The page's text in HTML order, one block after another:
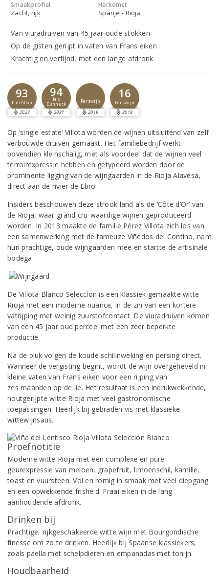
Smaakprofiel
Zacht, rijk
Herkomst
Spanje - Rioja
Van viuradruiven van 45 jaar oude stokken
Op de gisten gerijpt in vaten van Frans eiken
Krachtig en verfijnd, met een lange afdronk
93
Tim Atkin
2023
94
Jeb
Dunnuck
2021
Perswijn
2019
16
Perswijn
2018
Op ‘single estate’ Villota worden de wijnen uitsluitend van zelf
verbouwde druiven gemaakt. Het familiebedrijf werkt
bovendien kleinschalig, met als voordeel dat de wijnen veel
terroirexpressie hebben en getypeerd worden door de
prominente ligging van de wijngaarden in de Rioja Alavesa,
direct aan de rivier de Ebro.
Insiders beschouwen deze strook land als de ‘Côte d’Or’ van
de Rioja, waar grand cru-waardige wijnen geproduceerd
worden. In 2013 maakte de familie Pérez Villota zich los van
een samenwerking met de fameuze Viñedos del Contino, nam
hun prachtige, oude wijngaarden mee en startte de artisinale
bodega.
De Villota Blanco Seleccíon is een klassiek gemaakte witte
Rioja met een moderne nuance, in de zin van een kortere
vatrijping met weinig zuurstofcontact. De viuradruiven komen
van een 45 jaar oud perceel met een zeer beperkte
productie.
Na de pluk volgen de koude schilinweking en persing direct.
Wanneer de vergisting begint, wordt de wijn overgeheveld in
kleine vaten van Frans eiken voor een rijping van
zes maanden op de lie. Het resultaat is een indrukwekkende,
houtgerijpte witte Rioja met veel gastronomische
toepassingen. Heerlijk bij gebraden vis met klassieke
wittewijnsaus.
Proefnotitie
Moderne witte Rioja met een complexe en pure
geurexpressie van meloen, grapefruit, limoenschil, kamille,
toast en vuursteen. Vol en romig in smaak met veel diepgang
en een opwekkende frisheid. Fraai eiken in de lang
aanhoudende afdronk.
Drinken bij
Prachtige, rijkgeschakeerde witte wijn met Bourgondische
finesse om zo te drinken. Heerlijk bij Spaanse klassiekers,
zoals paella met schelpdieren en empanadas met tonijn.
Houdbaarheid